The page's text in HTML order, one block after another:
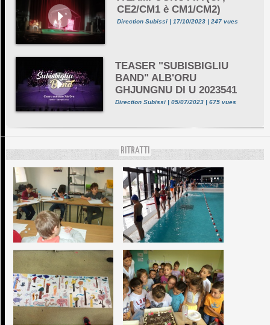
CE2/CM1 è CM1/CM2)
Direction Subissi | 17/10/2023 | 247 vues
TEASER "SUBISBIGLIU
BAND" ALB'ORU
GHJUNGNU DI U 2023541
Direction Subissi | 05/07/2023 | 675 vues
RITRATTI